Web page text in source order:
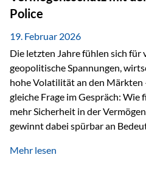
Police
19. Februar 2026
Die letzten Jahre fühlen sich für
geopolitische Spannungen,
hohe Volatilität an den Märkten
gleiche Frage im Gespräch:
mehr Sicherheit in der
gewinnt dabei spürbar an
Wer Vermögen ausschließlich in
Mehr lesen